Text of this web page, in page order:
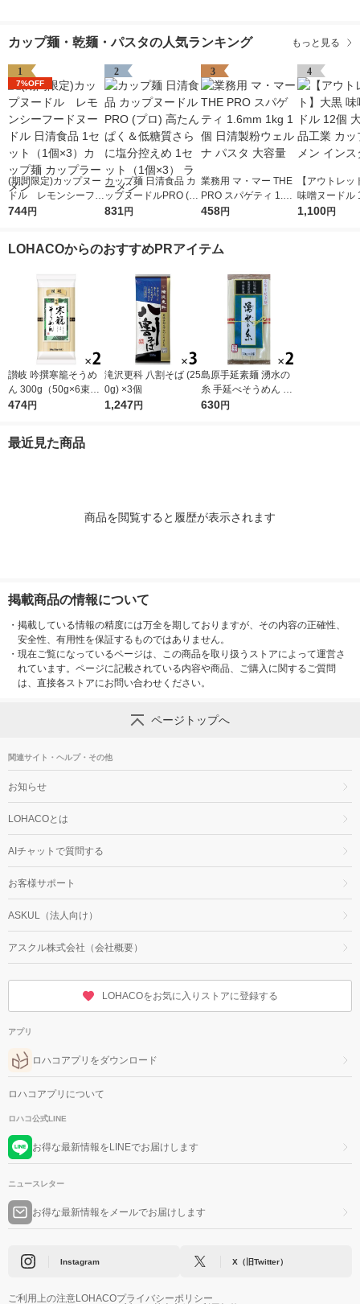
カップ麺・乾麺・パスタの人気ランキング もっと見る
1
7%OFF
(期間限定)カップヌー
ドル レモンシーフー
ドヌードル 日清食品
ン
744円
2
カップ麺 日清食品 カ
ップヌードルPRO (プ
ロ) 高たんぱく＆低糖
メン
831円
3
業務用 マ・マー THE
PRO スパゲティ 1.6m
m 1kg 1個 日清製粉ウ
458円
4
【アウトレッ
味噌ヌードル
黒食品工業
1,100円
LOHACOからのおすすめPRアイテム
讃岐 吟撰寒籠そうめ
ん 300g（50g×6束）
1セット（2個）日清
474円
滝沢更科 八割そば (25
0g) ×3個
1,247円
島原手延素麺 湧水の
糸 手延べそうめん 30
0g（50g×6束）1セッ
630円
最近見た商品
商品を閲覧すると履歴が表示されます
掲載商品の情報について
・ 掲載している情報の精度には万全を期しておりますが、その内容の正確性、
安全性、有用性を保証するものではありません。
・ 現在ご覧になっているページは、この商品を取り扱うストアによって運営さ
れています。ページに記載されている内容や商品、ご購入に関するご質問
は、直接各ストアにお問い合わせください。
ページトップへ
関連サイト・ヘルプ・その他
お知らせ
LOHACOとは
AIチャットで質問する
お客様サポート
ASKUL（法人向け）
アスクル株式会社（会社概要）
LOHACOをお気に入りストアに登録する
アプリ
ロハコアプリをダウンロード
ロハコアプリについて
ロハコ公式LINE
お得な最新情報をLINEでお届けします
ニュースレター
お得な最新情報をメールでお届けします
Instagram X（旧Twitter）
ご利用上の注意LOHACOプライバシーポリシー